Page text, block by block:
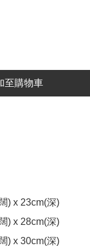
至購物車
) x 23cm(深)
) x 28cm(深)
) x 30cm(深)